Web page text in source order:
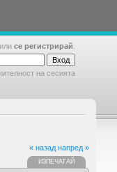
или се регистрирай
на сесията
« назад напред »
ИЗПЕЧАТАЙ